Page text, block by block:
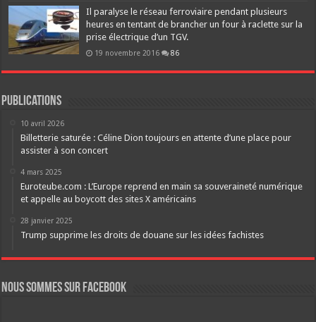
Il paralyse le réseau ferroviaire pendant plusieurs
heures en tentant de brancher un four à raclette sur la
prise électrique d’un TGV.
19 novembre 2016 86
Publications
10 avril 2026
Billetterie saturée : Céline Dion toujours en attente d’une place pour
assister à son concert
4 mars 2025
Euroteube.com : L’Europe reprend en main sa souveraineté numérique
et appelle au boycott des sites X américains
28 janvier 2025
Trump supprime les droits de douane sur les idées fachistes
Nous sommes sur FaceBook